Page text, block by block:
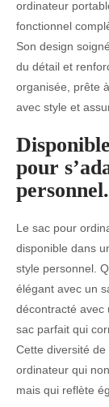
ordinateur
fonctionnel
Son design
du détail et
organisée, prête
avec style et
pour
personnel.
Le sac pour
disponible dans
style personnel.
élégant avec un
décontracté avec
sac parfait qui
Cette diversité
ordinateur qui
mais qui reflète